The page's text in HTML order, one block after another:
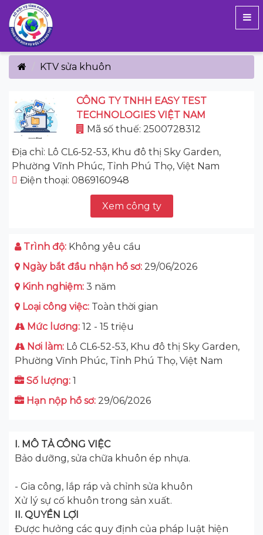
KTV sửa khuôn
CÔNG TY TNHH EASY TEST
TECHNOLOGIES VIỆT NAM
Mã số thuế: 2500728312
Địa chỉ: Lô CL6-52-53, Khu đô thị Sky Garden,
Phường Vĩnh Phúc, Tỉnh Phú Thọ, Việt Nam
Điện thoại: 0869160948
Xem công ty
Trình độ: Không yêu cầu
Ngày bắt đầu nhận hồ sơ: 29/06/2026
Kinh nghiệm: 3 năm
Loại công việc: Toàn thời gian
Mức lương: 12 - 15 triệu
Nơi làm: Lô CL6-52-53, Khu đô thị Sky Garden,
Phường Vĩnh Phúc, Tỉnh Phú Thọ, Việt Nam
Số lượng: 1
Hạn nộp hồ sơ: 29/06/2026
I. MÔ TẢ CÔNG VIỆC
Bảo dưỡng, sửa chữa khuôn ép nhựa.
- Gia công, lắp ráp và chỉnh sửa khuôn
Xử lý sự cố khuôn trong sản xuất.
II. QUYỀN LỢI
Được hưởng các quy định của pháp luật hiện